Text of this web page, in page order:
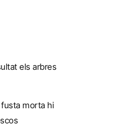
els arbres
morta hi